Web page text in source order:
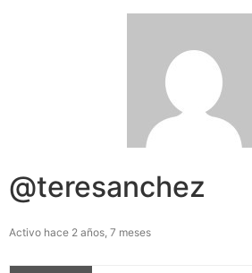
@teresanchez
Activo hace 2 años, 7 meses